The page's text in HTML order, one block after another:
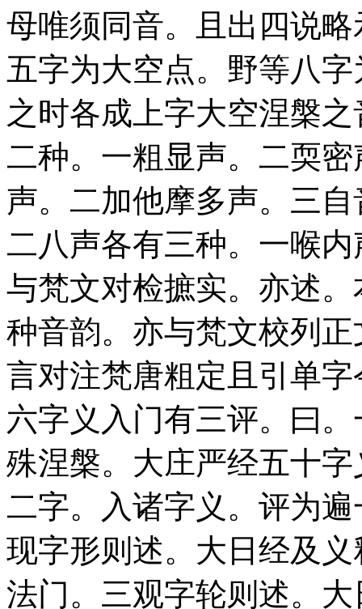
母唯须同音。且出四说
五字为大空点。野等八
之时各成上字大空涅槃
二种。一粗显声。二耎
声。二加他摩多声。三
二八声各有三种。一喉
与梵文对检摭实。亦述
种音韵。亦与梵文校列
言对注梵唐粗定且引单
六字义入门有三评。曰
殊涅槃。大庄严经五十
二字。入诸字义。评为
现字形则述。大日经及
法门。三观字轮则述。